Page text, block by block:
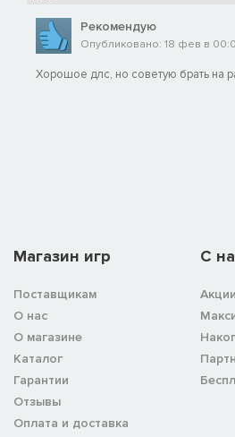
Рекомендую
Опубликовано: 18 фев в
Хорошое длс, но советую брать на
Магазин игр
Поставщикам
О нас
О магазине
Каталог
Гарантии
Отзывы
Оплата и доставка
C